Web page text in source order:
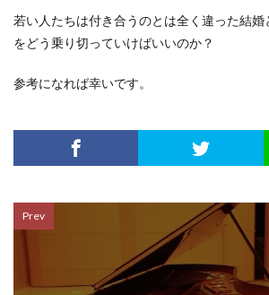
若い人たちは付き合うのとは全く違った結婚
をどう乗り切っていけばいいのか？
参考になれば幸いです。
Prev